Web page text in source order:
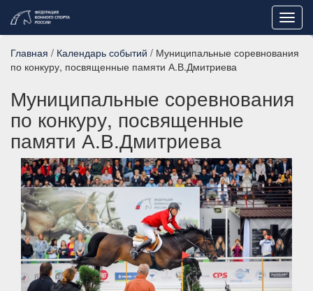
Главная / Календарь событий / Муниципальные соревнования
по конкуру, посвященные памяти А.В.Дмитриева
Муниципальные соревнования
по конкуру, посвященные
памяти А.В.Дмитриева